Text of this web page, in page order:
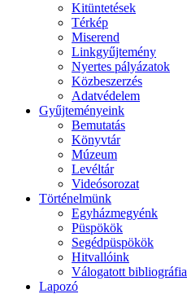
Kitüntetések
Térkép
Miserend
Linkgyűjtemény
Nyertes pályázatok
Közbeszerzés
Adatvédelem
Gyűjteményeink
Bemutatás
Könyvtár
Múzeum
Levéltár
Videósorozat
Történelmünk
Egyházmegyénk
Püspökök
Segédpüspökök
Hitvallóink
Válogatott bibliográfia
Lapozó